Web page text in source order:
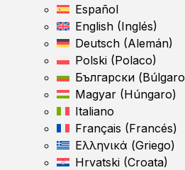
Español
English (Inglés)
Deutsch (Alemán)
Polski (Polaco)
Български (Búlgaro
Magyar (Húngaro)
Italiano
Français (Francés)
Ελληνικά (Griego)
Hrvatski (Croata)